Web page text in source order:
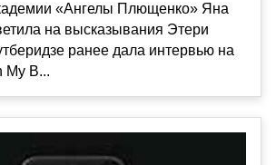
«Ангелы Плющенко» Яна
на высказывания Этери
ранее дала интервью на
My B...